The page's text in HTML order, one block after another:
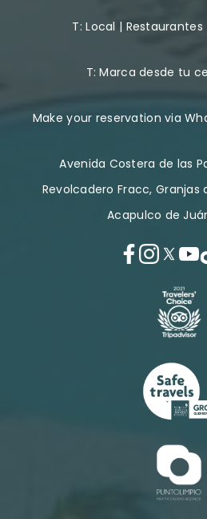
T:Local |
T:Marca desde tu
Make your reservation via
Avenida Costera de las
Revolcadero Fracc, Granjas
Acapulco de